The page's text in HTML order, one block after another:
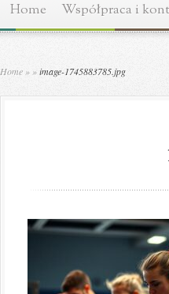
Home Współpraca i
Home » »image-1745883785.jpg